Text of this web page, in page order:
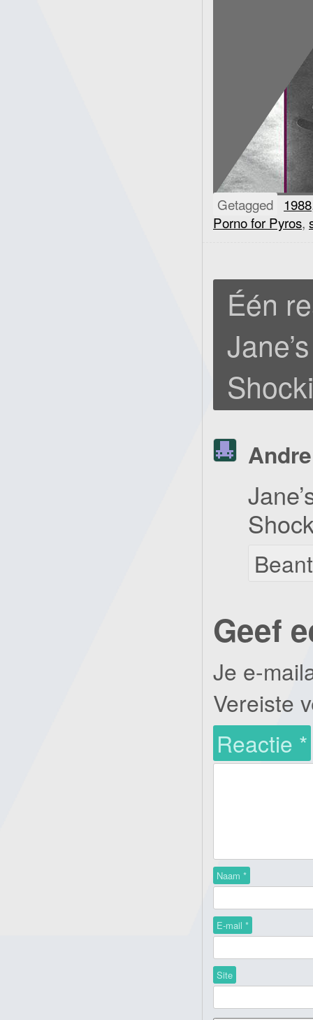
Getagged 1988
Porno for Pyros,
Één
Andre
Geef
Je e-
Vereiste
Reactie *
Naam *
E-mail *
Site